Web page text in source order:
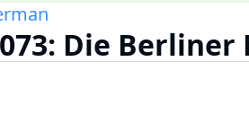
Die Berliner